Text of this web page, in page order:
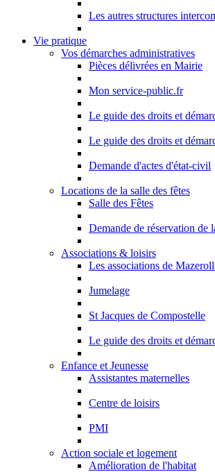
Les autres structures
Vie pratique
Vos démarches administratives
Pièces délivrées en Mairie
Mon service-public.fr
Le guide des droits et
Le guide des droits et
Demande d'actes d'état-civil
Locations de la salle des fêtes
Salle des Fêtes
Demande de réservation de
Associations & loisirs
Les associations de
Jumelage
St Jacques de Compostelle
Le guide des droits et
Enfance et Jeunesse
Assistantes maternelles
Centre de loisirs
PMI
Action sociale et logement
Amélioration de l'habitat